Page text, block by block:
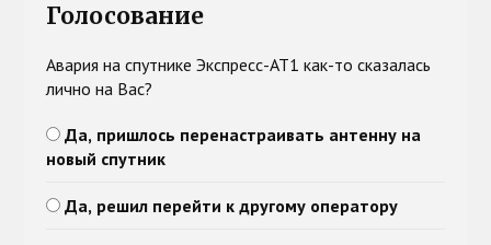
Голосование
Авария на спутнике Экспресс-АТ1 как-то сказалась
лично на Вас?
Да, пришлось перенастраивать антенну на
новый спутник
Да, решил перейти к другому оператору